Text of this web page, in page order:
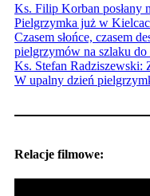
Ks. Filip Korban posłany
Pielgrzymka już w
Czasem słońce, czasem
pielgrzymów na szlaku
Ks. Stefan Radziszewski:
W upalny dzień
Relacje filmowe: